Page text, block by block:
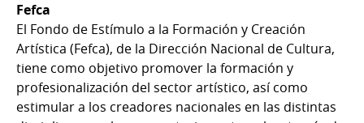
Fefca
El Fondo de Estímulo a la Formación y Creación
Artística (Fefca), de la Dirección Nacional de Cultura,
tiene como objetivo promover la formación y
profesionalización del sector artístico, así como
estimular a los creadores nacionales en las distintas